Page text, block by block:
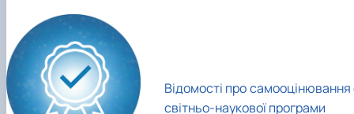
Відомості про самооцінювання
світньо-наукової програми